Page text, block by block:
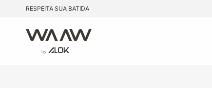
Pular para o conteúdo
RESPEITA SUA BATIDA
WAAW by Alok